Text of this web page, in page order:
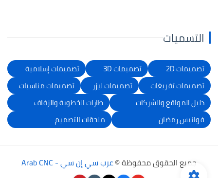
التسميات
تصميمات 2D تصميمات 3D
تصميمات إسلامية
تصميمات تفريغات
تصميمات ليزر
تصميمات مناسبات
دليل المواقع والشركات
طارات الخطوبة والزفاف
فوانيس رمضان
ملحقات التصميم
جميع الحقوق محفوظة ©عرب سي إن سي - Arab CNC